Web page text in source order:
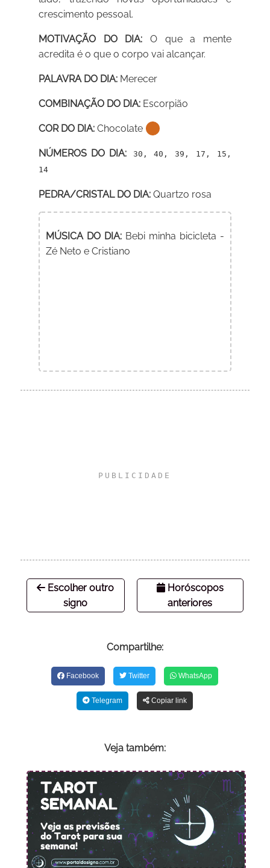
crescimento pessoal.
MOTIVAÇÃO DO DIA: O que a mente
acredita é o que o corpo vai alcançar.
PALAVRA DO DIA: Merecer
COMBINAÇÃO DO DIA: Escorpião
COR DO DIA: Chocolate
NÚMEROS DO DIA:30, 40, 39, 17, 15,
14
PEDRA/CRISTAL DO DIA: Quartzo rosa
MÚSICA DO DIA: Bebi minha bicicleta -
Zé Neto e Cristiano
Escolher outro
signo
Horóscopos
anteriores
Compartilhe:
Facebook Twitter WhatsApp
Telegram Copiar link
Veja também: